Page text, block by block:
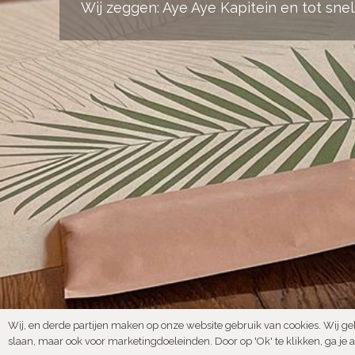
Wij zeggen: Aye Aye Kapitein en tot snel.
Onze Social Media
2026 ©
Wij, en derde partijen maken op onze website gebruik van cookies. Wij
slaan, maar ook voor marketingdoeleinden. Door op 'Ok' te klikken, ga